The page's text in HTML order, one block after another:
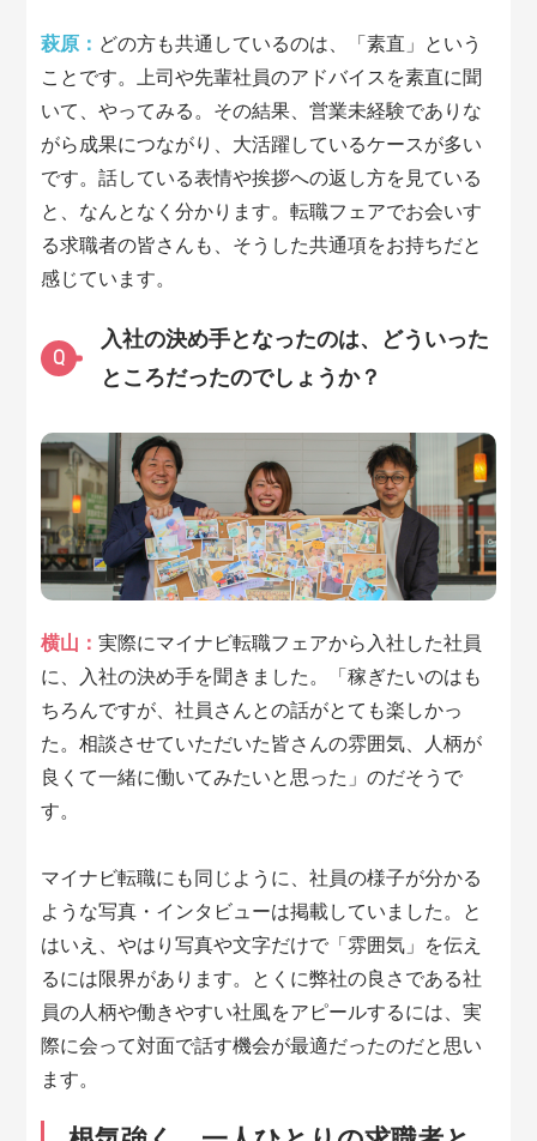
萩原： どの方も共通しているのは、「素直」という
ことです。上司や先輩社員のアドバイスを素直に聞
いて、やってみる。その結果、営業未経験でありな
がら成果につながり、大活躍しているケースが多い
です。話している表情や挨拶への返し方を見ている
と、なんとなく分かります。転職フェアでお会いす
る求職者の皆さんも、そうした共通項をお持ちだと
感じています。
Q
入社の決め手となったのは、どういった
ところだったのでしょうか？
横山：実際にマイナビ転職フェアから入社した社員
に、入社の決め手を聞きました。「稼ぎたいのはも
ちろんですが、社員さんとの話がとても楽しかっ
た。相談させていただいた皆さんの雰囲気、人柄が
良くて一緒に働いてみたいと思った」のだそうで
す。
マイナビ転職にも同じように、社員の様子が分かる
ような写真・インタビューは掲載していました。と
はいえ、やはり写真や文字だけで「雰囲気」を伝え
るには限界があります。とくに弊社の良さである社
員の人柄や働きやすい社風をアピールするには、実
際に会って対面で話す機会が最適だったのだと思い
ます。